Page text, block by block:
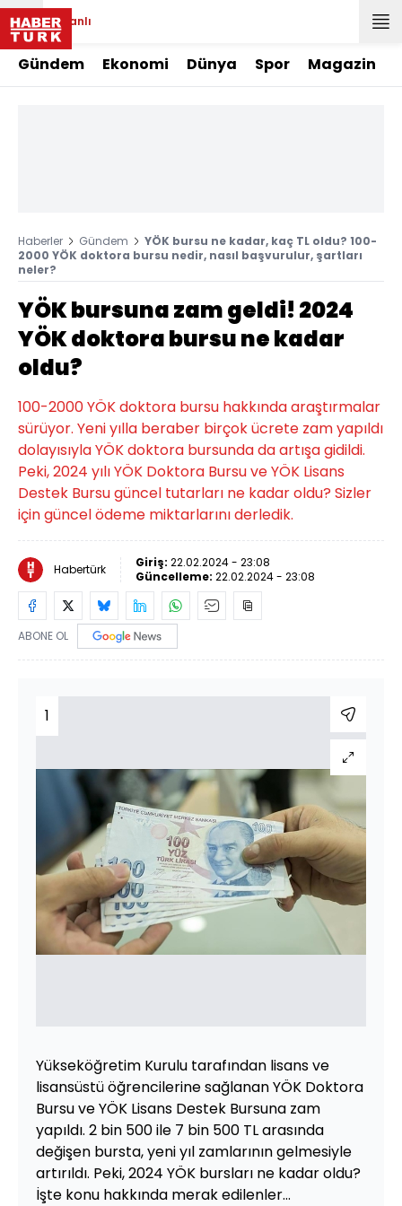
Canlı
Gündem Ekonomi Dünya Spor Magazin
Haberler Gündem
YÖK bursu ne kadar, kaç TL oldu? 100-
2000 YÖK doktora bursu nedir, nasıl başvurulur, şartları
neler?
YÖK bursuna zam geldi! 2024
YÖK doktora bursu ne kadar
oldu?
100-2000 YÖK doktora bursu hakkında araştırmalar
sürüyor. Yeni yılla beraber birçok ücrete zam yapıldı
dolayısıyla YÖK doktora bursunda da artışa gidildi.
Peki, 2024 yılı YÖK Doktora Bursu ve YÖK Lisans
Destek Bursu güncel tutarları ne kadar oldu? Sizler
için güncel ödeme miktarlarını derledik.
Habertürk Giriş: 22.02.2024 - 23:08
Güncelleme: 22.02.2024 - 23:08
ABONE OL
1
Yükseköğretim Kurulu tarafından lisans ve
lisansüstü öğrencilerine sağlanan YÖK Doktora
Bursu ve YÖK Lisans Destek Bursuna zam
yapıldı. 2 bin 500 ile 7 bin 500 TL arasında
değişen bursta, yeni yıl zamlarının gelmesiyle
artırıldı. Peki, 2024 YÖK bursları ne kadar oldu?
İşte konu hakkında merak edilenler...